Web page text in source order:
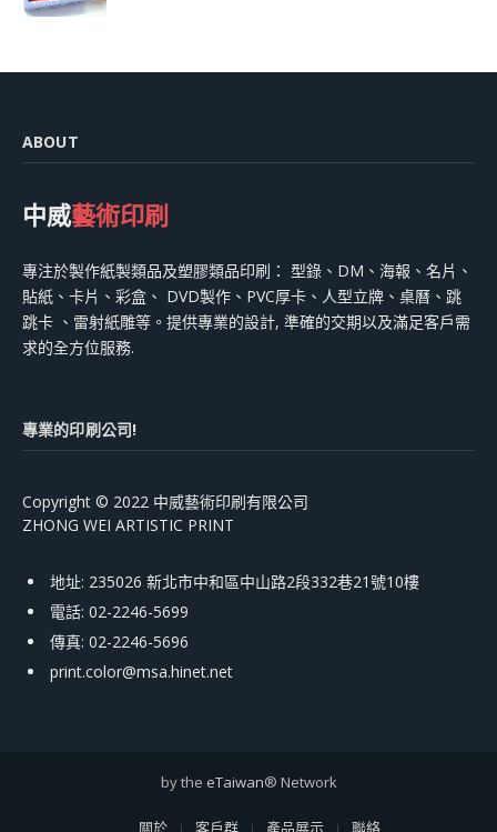
ABOUT
中威藝術印刷
專注於製作紙製類品及塑膠類品印刷： 型錄、DM、海報、名片、
貼紙、卡片、彩盒、 DVD製作、PVC厚卡、人型立牌、桌曆、跳
跳卡 、雷射紙雕等。提供專業的設計, 準確的交期以及滿足客戶需
求的全方位服務.
專業的印刷公司!
Copyright © 2022 中威藝術印刷有限公司
ZHONG WEI ARTISTIC PRINT
地址: 235026 新北市中和區中山路2段332巷21號10樓
電話: 02-2246-5699
傳真: 02-2246-5696
print.color@msa.hinet.net
by the eTaiwan® Network
關於 客戶群 產品展示 聯絡